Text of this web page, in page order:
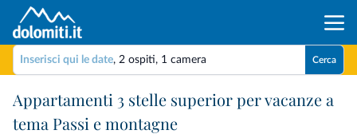
Inserisci qui le date, 2 ospiti, 1 camera Cerca
Appartamenti 3 stelle superior per vacanze a
tema Passi e montagne